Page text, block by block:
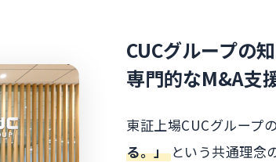
CUCグループの
専門的なM&A支
東証上場CUCグループ
る。」という共通理念